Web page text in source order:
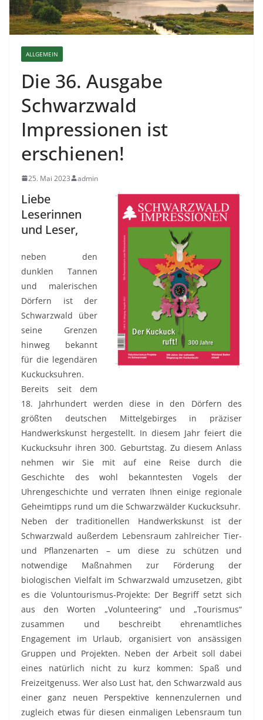
ALLGEMEIN
Die 36. Ausgabe
Schwarzwald
Impressionen ist
erschienen!
25. Mai 2023 admin
Liebe
Leserinnen
und Leser,
neben den
dunklen Tannen
und malerischen
Dörfern ist der
Schwarzwald über
seine Grenzen
hinweg bekannt
für die legendären
Kuckucksuhren.
Bereits seit dem
18. Jahrhundert werden diese in den Dörfern des
größten deutschen Mittelgebirges in präziser
Handwerkskunst hergestellt. In diesem Jahr feiert die
Kuckucksuhr ihren 300. Geburtstag. Zu diesem Anlass
nehmen wir Sie mit auf eine Reise durch die
Geschichte des wohl bekanntesten Vogels der
Uhrengeschichte und verraten Ihnen einige regionale
Geheimtipps rund um die Schwarzwälder Kuckucksuhr.
Neben der traditionellen Handwerkskunst ist der
Schwarzwald außerdem Lebensraum zahlreicher Tier-
und Pflanzenarten – um diese zu schützen und
notwendige Maßnahmen zur Förderung der
biologischen Vielfalt im Schwarzwald umzusetzen, gibt
es die Voluntourismus-Projekte: Der Begriff setzt sich
aus den Worten „Volunteering“ und „Tourismus“
zusammen und beschreibt ehrenamtliches
Engagement im Urlaub, organisiert von ansässigen
Gruppen und Projekten. Neben der Arbeit soll dabei
eines natürlich nicht zu kurz kommen: Spaß und
Freizeitgenuss. Wer also Lust hat, den Schwarzwald aus
einer ganz neuen Perspektive kennenzulernen und
zugleich etwas für diesen einmaligen Lebensraum tun